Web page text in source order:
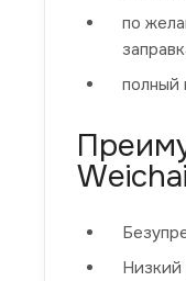
по
полный
Низкий